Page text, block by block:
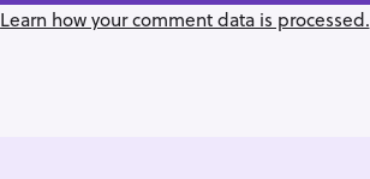
Learn how your comment data is processed.